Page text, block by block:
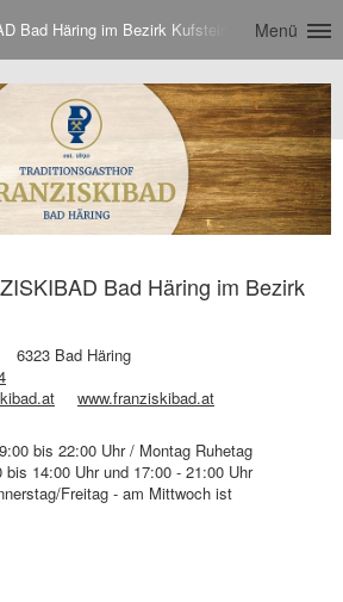
Bad Häring im Bezirk Kufstein Menü
Bad Häring im Bezirk
6323 Bad Häring
www.franziskibad.at
bis 22:00 Uhr / Montag Ruhetag
14:00 Uhr und 17:00 - 21:00 Uhr
Freitag - am Mittwoch ist